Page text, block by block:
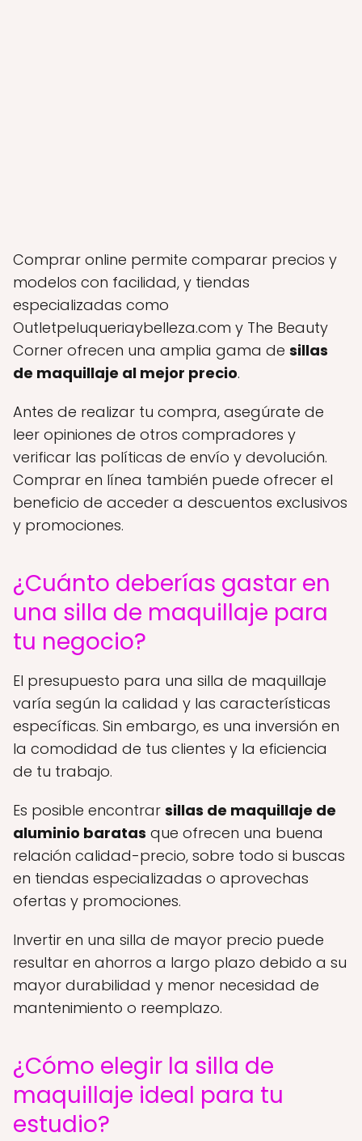
Comprar online permite comparar precios y
modelos con facilidad, y tiendas
especializadas como
Outletpeluqueriaybelleza.com y The Beauty
Corner ofrecen una amplia gama de sillas
de maquillaje al mejor precio.
Antes de realizar tu compra, asegúrate de
leer opiniones de otros compradores y
verificar las políticas de envío y devolución.
Comprar en línea también puede ofrecer el
beneficio de acceder a descuentos exclusivos
y promociones.
¿Cuánto deberías gastar en
una silla de maquillaje para
tu negocio?
El presupuesto para una silla de maquillaje
varía según la calidad y las características
específicas. Sin embargo, es una inversión en
la comodidad de tus clientes y la eficiencia
de tu trabajo.
Es posible encontrar sillas de maquillaje de
aluminio baratas que ofrecen una buena
relación calidad-precio, sobre todo si buscas
en tiendas especializadas o aprovechas
ofertas y promociones.
Invertir en una silla de mayor precio puede
resultar en ahorros a largo plazo debido a su
mayor durabilidad y menor necesidad de
mantenimiento o reemplazo.
¿Cómo elegir la silla de
maquillaje ideal para tu
estudio?